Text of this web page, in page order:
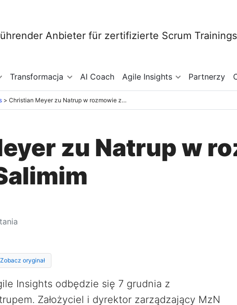
Transformacja AI Coach Agile Insights Partnerzy
Christian Meyer zu Natrup w rozmowie z Sohrabem Salimim
zu Natrup w
Zobacz oryginał
Insights odbędzie się 7 grudnia z
Założyciel i dyrektor zarządzający MzN